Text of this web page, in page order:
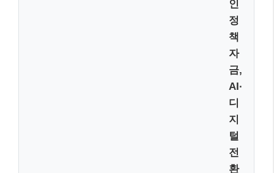
기준 중위소득이 인상되어 생계급여, 의료급여
등 다양한 복지 사업의 수혜 문턱이 낮아졌습